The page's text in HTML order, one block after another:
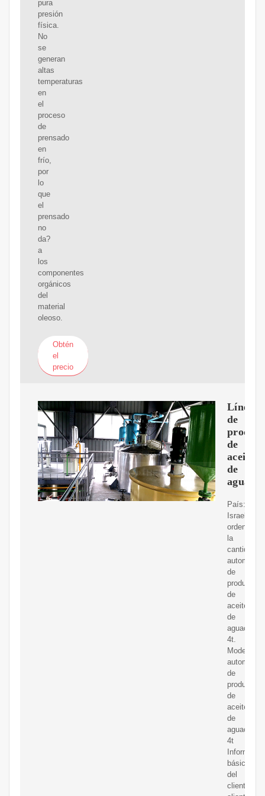
pura
presión
física.
No
se
generan
altas
temperaturas
en
el
proceso
de
prensado
en
frío,
por
lo
que
el
prensado
no
da?
a
los
componentes
orgánicos
del
material
oleoso.
Obtén
el
precio
Línea
de
de
aceite
de
País:
Israel.
ordene
la
automática
de
producción
de
aceite
de
aguacate
4t.
automática
de
producción
de
aceite
de
aguacate
4t
básica
del